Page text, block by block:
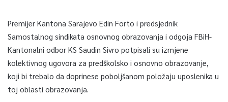
Premijer Kantona Sarajevo Edin Forto i predsjednik
Samostalnog sindikata osnovnog obrazovanja i odgoja FBiH-
Kantonalni odbor KS Saudin Sivro potpisali su izmjene
kolektivnog ugovora za predškolsko i osnovno obrazovanje,
koji bi trebalo da doprinese poboljšanom položaju uposlenika u
toj oblasti obrazovanja.